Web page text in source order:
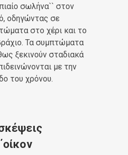
σωλήνα`` στον
οδηγώντας σε
στο χέρι και το
Τα συμπτώματα
ξεκινούν σταδιακά
με την
του χρόνου.